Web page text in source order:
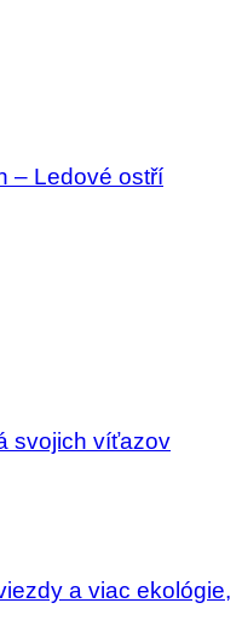
– Ledové ostří
svojich víťazov
a viac ekológie,